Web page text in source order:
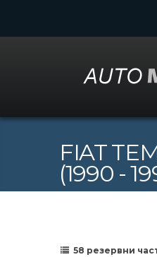
FIAT
(1990 -
58 резервни